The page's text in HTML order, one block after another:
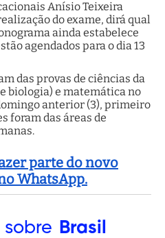
Anísio Teixeira
do exame, dirá qual
ainda estabelece
agendados para o dia 13
das provas de ciências da
biologia) e matemática no
anterior (3), primeiro
foram das áreas de
parte do novo
WhatsApp.
Brasil